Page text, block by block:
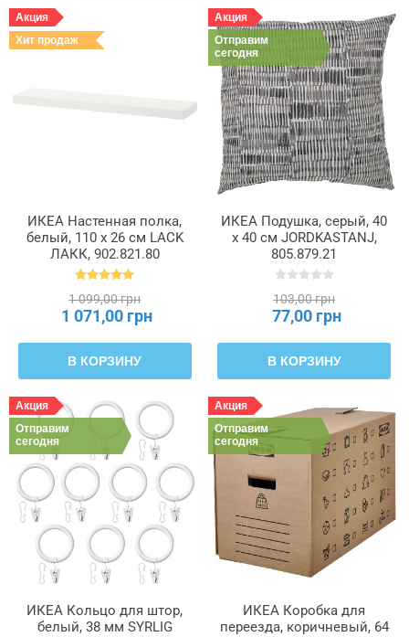
Акция
Хит продаж
ИКЕА Настенная полка,
белый, 110 x 26 см LACK
ЛАКК, 902.821.80
1 099,00 грн
1 071,00 грн
В КОРЗИНУ
Акция
Отправим
сегодня
ИКЕА Подушка, серый, 40
х 40 см JORDKASTANJ,
805.879.21
103,00 грн
77,00 грн
В КОРЗИНУ
Акция
Отправим
сегодня
ИКЕА Кольцо для штор,
белый, 38 мм SYRLIG
Акция
Отправим
сегодня
ИКЕА Коробка для
переезда, коричневый, 64